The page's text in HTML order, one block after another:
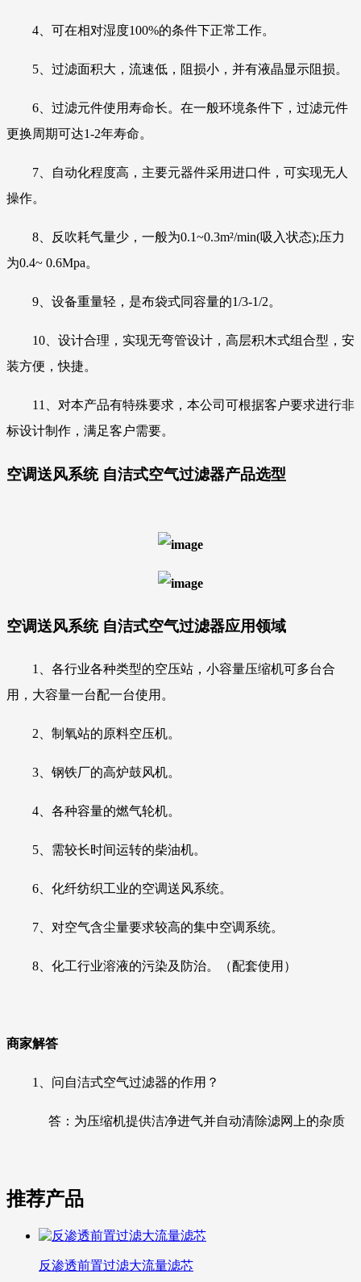
4、可在相对湿度100%的条件下正常工作。
5、过滤面积大，流速低，阻损小，并有液晶显示阻损。
6、过滤元件使用寿命长。在一般环境条件下，过滤元件
更换周期可达1-2年寿命。
7、自动化程度高，主要元器件采用进口件，可实现无人
操作。
8、反吹耗气量少，一般为0.1~0.3m²/min(吸入状态);压力
为0.4~ 0.6Mpa。
9、设备重量轻，是布袋式同容量的1/3-1/2。
10、设计合理，实现无弯管设计，高层积木式组合型，安
装方便，快捷。
11、对本产品有特殊要求，本公司可根据客户要求进行非
标设计制作，满足客户需要。
空调送风系统 自洁式空气过滤器产品选型
空调送风系统 自洁式空气过滤器应用领域
1、各行业各种类型的空压站，小容量压缩机可多台合
用，大容量一台配一台使用。
2、制氧站的原料空压机。
3、钢铁厂的高炉鼓风机。
4、各种容量的燃气轮机。
5、需较长时间运转的柴油机。
6、化纤纺织工业的空调送风系统。
7、对空气含尘量要求较高的集中空调系统。
8、化工行业溶液的污染及防治。（配套使用）
商家解答
1、 问自洁式空气过滤器的作用？
答 ：为压缩机提供洁净进气并自动清除滤网上的杂质
推荐产品
反渗透前置过滤大流量滤芯